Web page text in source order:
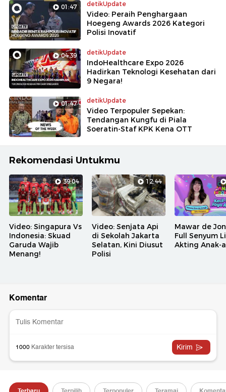
01:47 detikUpdate
Video: Peraih Penghargaan
Hoegeng Awards 2026 Kategori
Polisi Inovatif
04:39 detikUpdate
IndoHealthcare Expo 2026
Hadirkan Teknologi Kesehatan dari
9 Negara!
01:47 detikUpdate
Video Terpopuler Sepekan:
Tendangan Kungfu di Piala
Soeratin-Staf KPK Kena OTT
Rekomendasi Untukmu
39:04
Video: Singapura Vs
Indonesia: Skuad
Garuda Wajib
Menang!
12:44
Video: Senjata Api
di Sekolah Jakarta
Selatan, Kini Diusut
Polisi
Mawar de
Full Senyum
Akting Anak-